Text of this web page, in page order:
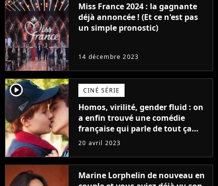
Miss France 2024 : la gagnante
déjà annoncée ! (Et ce n'est pas
un simple pronostic)
14 décembre 2023
player2 CINÉ SÉRIE
Homos, virilité, gender fluid : on
a enfin trouvé une comédie
française qui parle de tout ça
sans être super ringarde
20 avril 2023
Marine Lorphelin de nouveau en